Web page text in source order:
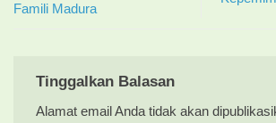
Famili Madura
Tinggalkan Balasan
Alamat email Anda tidak akan